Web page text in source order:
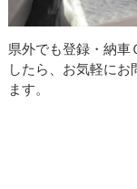
県外でも登録・納
したら、お気軽にお
ます。